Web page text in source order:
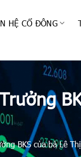
HỆ CỔ ĐÔNG
BKS của bà Lê